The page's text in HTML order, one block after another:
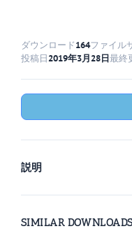
ダウンロード164ファイル
投稿日2019年3月28日最終
説明
SIMILAR